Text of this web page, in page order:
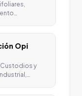
Opi
y